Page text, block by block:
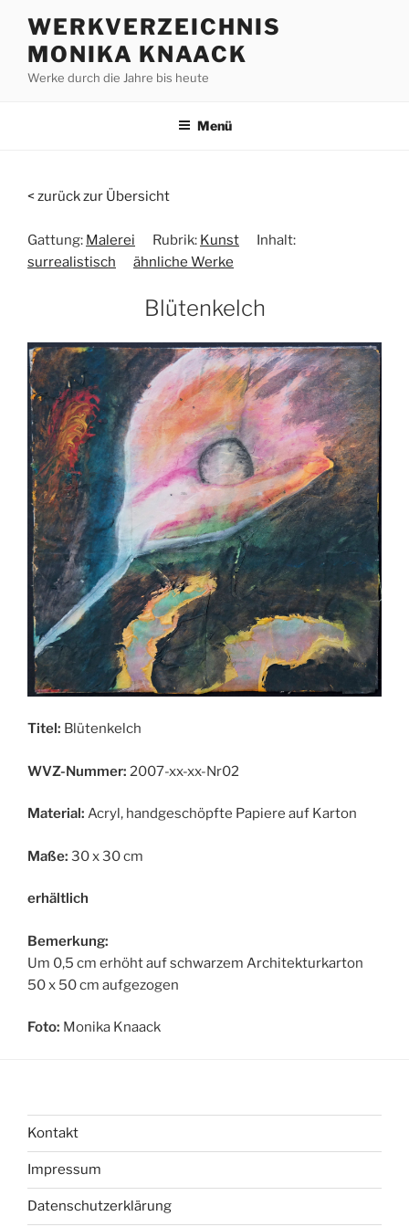
Inhalt
springen
WERKVERZEICHNIS
MONIKA KNAACK
Werke durch die Jahre bis heute
Menü
< zurück zur Übersicht
Gattung: Malerei Rubrik: Kunst
Inhalt:
surrealistisch
ähnliche Werke
Blütenkelch
Titel: Blütenkelch
WVZ-Nummer: 2007-xx-xx-Nr02
Material: Acryl, handgeschöpfte Papiere auf Karton
Maße: 30 x 30 cm
erhältlich
Bemerkung:
Um 0,5 cm erhöht auf schwarzem Architekturkarton
50 x 50 cm aufgezogen
Foto: Monika Knaack
Kontakt
Impressum
Datenschutzerklärung